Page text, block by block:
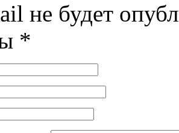
не будет
*